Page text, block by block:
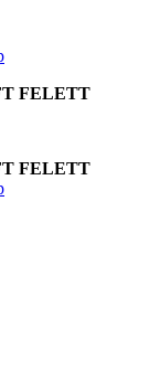
FELETT
FELETT